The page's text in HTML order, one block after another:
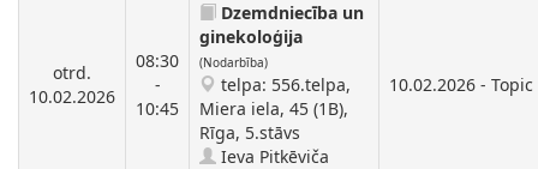
otrd.
10.02.2026
08:30
-
10:45
Dzemdniecība un
ginekoloģija
(Nodarbība)
telpa: 556.telpa,
Miera iela, 45 (1B),
Rīga, 5.stāvs
Ieva Pitkēviča
10.02.2026 - Topic